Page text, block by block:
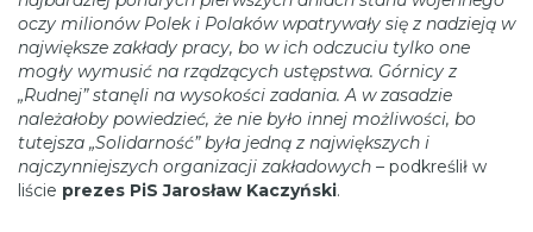
oczy milionów Polek i Polaków wpatrywały się z nadzieją w
największe zakłady pracy, bo w ich odczuciu tylko one
mogły wymusić na rządzących ustępstwa. Górnicy z
„Rudnej” stanęli na wysokości zadania. A w zasadzie
należałoby powiedzieć, że nie było innej możliwości, bo
tutejsza „Solidarność” była jedną z największych i
najczynniejszych organizacji zakładowych – podkreślił w
liście prezes PiS Jarosław Kaczyński.